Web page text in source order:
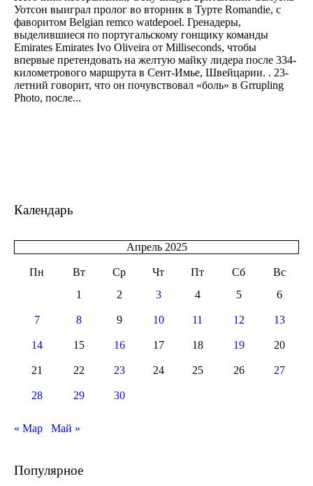
Уотсон выиграл пролог во вторник в Турте Romandie, с
фаворитом Belgian remco watdepoel. Гренадеры,
выделившиеся по португальскому гонщику команды
Emirates Emirates Ivo Oliveira от Milliseconds, чтобы
впервые претендовать на желтую майку лидера после 334-
километрового маршрута в Сент-Имье, Швейцарии. . 23-
летний говорит, что он почувствовал «боль» в Grrupling
Photo, после...
Календарь
Апрель 2025
Пн Вт Ср Чт Пт Сб
Вс
1
2 3 4 5 6
7 8 9 10 11 12 13
14 15 16 17 18 19 20
21 22 23 24 25 26 27
28 29 30
« Мар Май »
Популярное